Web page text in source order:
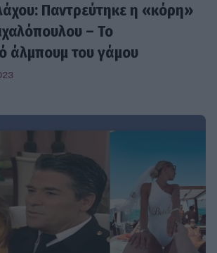
Παντρεύτηκε η «κόρη»
– Το
άλμπουμ του γάμου